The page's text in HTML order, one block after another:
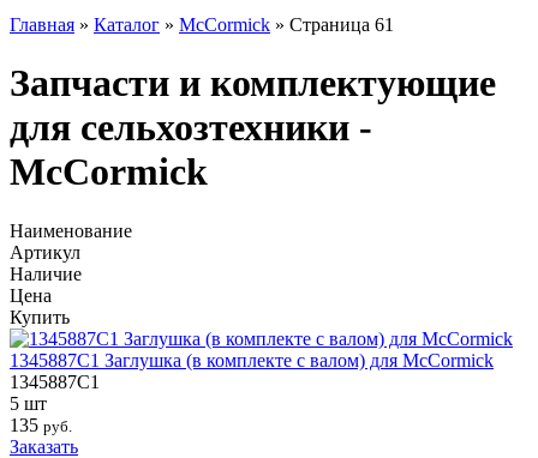
Главная » Каталог » McCormick » Страница 61
Запчасти и комплектующие
для сельхозтехники -
McCormick
Наименование
Артикул
Наличие
Цена
Купить
1345887C1 Заглушка (в комплекте с валом) для McCormick
1345887C1
5 шт
135 руб.
Заказать